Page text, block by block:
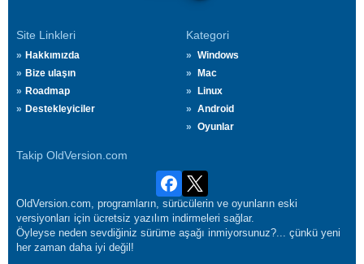
Site Linkleri
Hakkımızda
Bize ulaşın
Roadmap
Destekleyiciler
Kategori
Windows
Mac
Linux
Android
Oyunlar
Takip OldVersion.com
OldVersion.com, programların, sürücülerin ve oyunların eski
versiyonları için ücretsiz yazılım indirmeleri sağlar.
Öyleyse neden sevdiğiniz sürüme aşağı inmiyorsunuz?... çünkü yeni
her zaman daha iyi değil!